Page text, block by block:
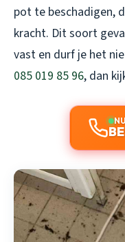
pot te beschadigen,
kracht. Dit soort
vast en durf je het
085 019 85 96, dan